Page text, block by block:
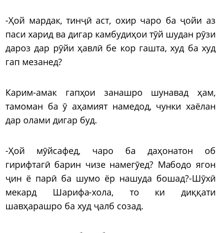
-Ҳой мардак, тинҷӣ аст, охир чаро ба ҷойи аз
паси харид ва дигар камбудиҳои тӯй шудан рӯзи
дароз дар рӯйи ҳавлӣ бе кор гашта, худ ба худ
гап мезанед?
Карим-амак гапҳои занашро шунавад ҳам,
тамоман ба ӯ аҳамият намедод, чунки хаёлан
дар олами дигар буд.
-Ҳой мӯйсафед, чаро ба даҳонатон об
гирифтагӣ барин чизе намегӯед? Мабодо ягон
ҷин ё парӣ ба шумо ёр нашуда бошад?-Шӯхӣ
мекард Шарифа-хола, то ки диққати
шавҳарашро ба худ ҷалб созад.